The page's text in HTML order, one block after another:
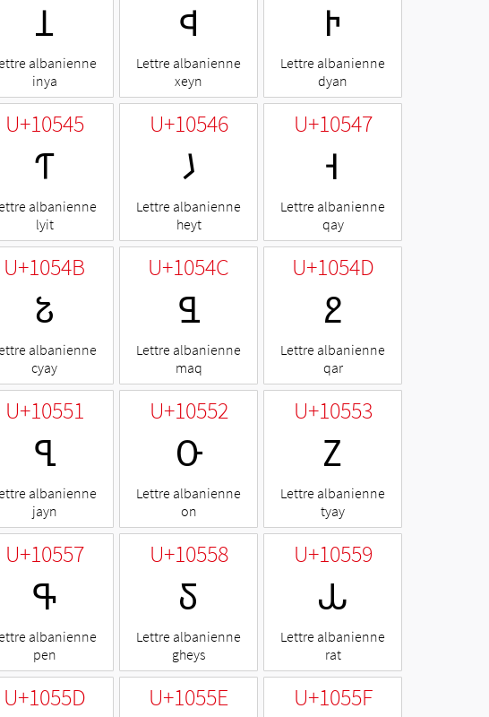
𐔿
albanienne
inya
𐕀
Lettre albanienne
xeyn
𐕁
Lettre albanienne
dyan
U+10545
𐕅
albanienne
lyit
U+10546
𐕆
Lettre albanienne
heyt
U+10547
𐕇
Lettre albanienne
qay
U+1054B
𐕋
albanienne
cyay
U+1054C
𐕌
Lettre albanienne
maq
U+1054D
𐕍
Lettre albanienne
qar
U+10551
𐕑
albanienne
jayn
U+10552
𐕒
Lettre albanienne
on
U+10553
𐕓
Lettre albanienne
tyay
U+10557
𐕗
albanienne
pen
U+10558
𐕘
Lettre albanienne
gheys
U+10559
𐕙
Lettre albanienne
rat
U+1055D U+1055E U+1055F